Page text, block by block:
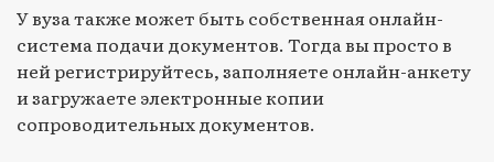
У вуза также может быть собственная онлайн-
система подачи документов. Тогда вы просто в
ней регистрируйтесь, заполняете онлайн-анкету
и загружаете электронные копии
сопроводительных документов.